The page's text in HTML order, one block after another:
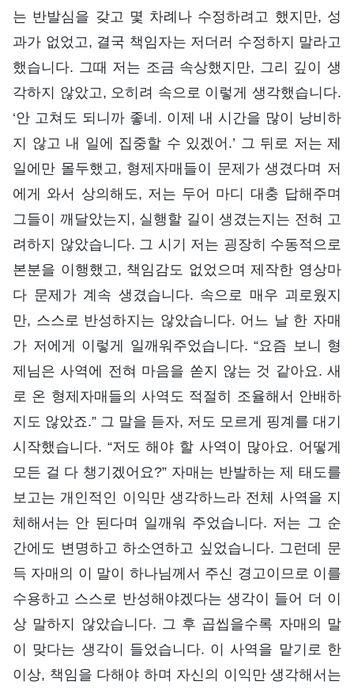
는 반발심을 갖고 몇 차례나 수정하려고 했지만, 성
과가 없었고, 결국 책임자는 저더러 수정하지 말라고
했습니다. 그때 저는 조금 속상했지만, 그리 깊이 생
각하지 않았고, 오히려 속으로 이렇게 생각했습니다.
‘안 고쳐도 되니까 좋네. 이제 내 시간을 많이 낭비하
지 않고 내 일에 집중할 수 있겠어.’ 그 뒤로 저는 제
일에만 몰두했고, 형제자매들이 문제가 생겼다며 저
에게 와서 상의해도, 저는 두어 마디 대충 답해주며
그들이 깨달았는지, 실행할 길이 생겼는지는 전혀 고
려하지 않았습니다. 그 시기 저는 굉장히 수동적으로
본분을 이행했고, 책임감도 없었으며 제작한 영상마
다 문제가 계속 생겼습니다. 속으로 매우 괴로웠지
만, 스스로 반성하지는 않았습니다. 어느 날 한 자매
가 저에게 이렇게 일깨워주었습니다. “요즘 보니 형
제님은 사역에 전혀 마음을 쏟지 않는 것 같아요. 새
로 온 형제자매들의 사역도 적절히 조율해서 안배하
지도 않았죠.” 그 말을 듣자, 저도 모르게 핑계를 대기
시작했습니다. “저도 해야 할 사역이 많아요. 어떻게
모든 걸 다 챙기겠어요?” 자매는 반발하는 제 태도를
보고는 개인적인 이익만 생각하느라 전체 사역을 지
체해서는 안 된다며 일깨워 주었습니다. 저는 그 순
간에도 변명하고 하소연하고 싶었습니다. 그런데 문
득 자매의 이 말이 하나님께서 주신 경고이므로 이를
수용하고 스스로 반성해야겠다는 생각이 들어 더 이
상 말하지 않았습니다. 그 후 곱씹을수록 자매의 말
이 맞다는 생각이 들었습니다. 이 사역을 맡기로 한
이상, 책임을 다해야 하며 자신의 이익만 생각해서는